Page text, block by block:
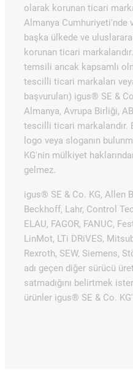
olarak korunan ticari
Almanya Cumhuriyeti'nde
başka ülkede ve
korunan ticari
temsili ancak kapsamlı
tescilli ticari markaları
başvuruları) igus® SE &
Almanya, Avrupa Birliği,
tescilli ticari
logo veya sloganın
KG'nin mülkiyet
gelmez.
igus® SE & Co. KG, Allen
Beckhoff, Lahr, Control
ELAU, FAGOR, FANUC,
LinMot, LTi DRiVES,
Rexroth, SEW, Siemens,
adı geçen diğer sürücü
satmadığını belirtmek
ürünler igus® SE & Co.